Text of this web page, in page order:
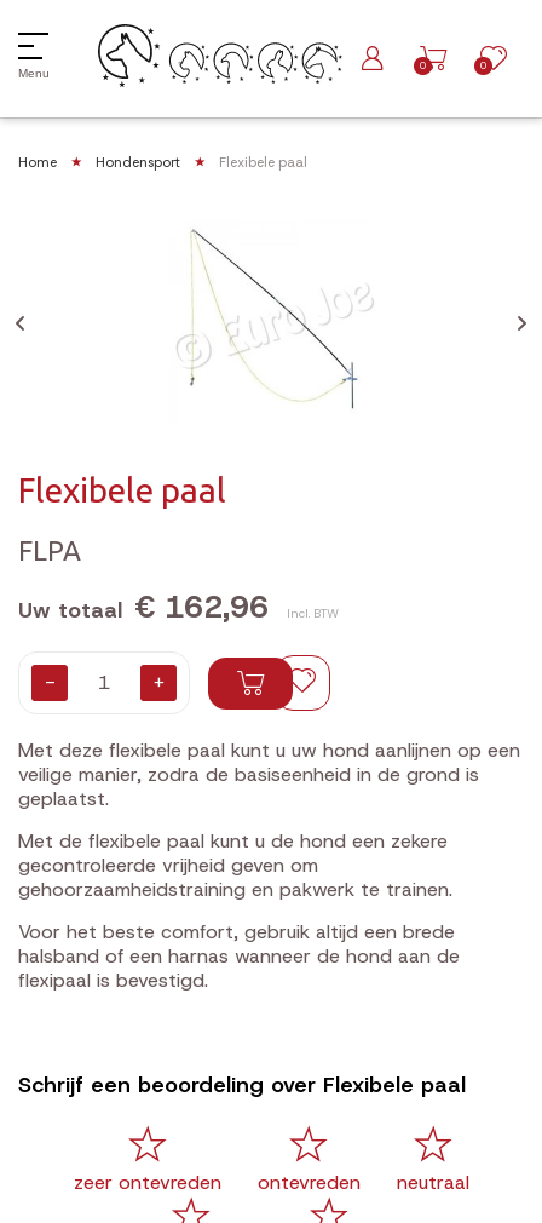
Menu
0 0
Home Hondensport Flexibele paal
Flexibele paal
FLPA
Uw totaal € 162,96 Incl. BTW
- +
Met deze flexibele paal kunt u uw hond aanlijnen op een
veilige manier, zodra de basiseenheid in de grond is
geplaatst.
Met de flexibele paal kunt u de hond een zekere
gecontroleerde vrijheid geven om
gehoorzaamheidstraining en pakwerk te trainen.
Voor het beste comfort, gebruik altijd een brede
halsband of een harnas wanneer de hond aan de
flexipaal is bevestigd.
Schrijf een beoordeling over Flexibele paal
zeer ontevreden ontevreden neutraal